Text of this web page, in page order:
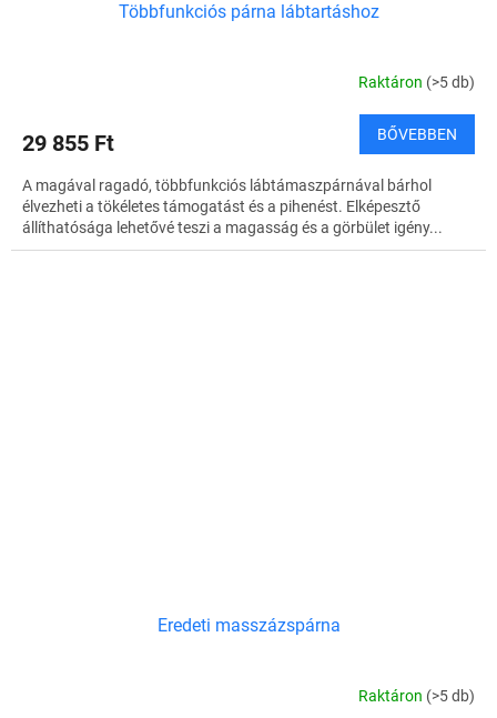
Többfunkciós párna lábtartáshoz
Raktáron (>5 db)
29 855 Ft BŐVEBBEN
A magával ragadó, többfunkciós lábtámaszpárnával bárhol
élvezheti a tökéletes támogatást és a pihenést. Elképesztő
állíthatósága lehetővé teszi a magasság és a görbület igény...
Eredeti masszázspárna
Raktáron (>5 db)